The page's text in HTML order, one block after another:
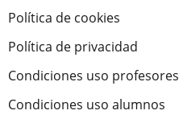
Política de cookies
Política de privacidad
Condiciones uso profesores
Condiciones uso alumnos